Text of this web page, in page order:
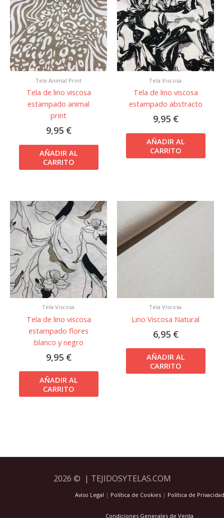
Tela Animal Print
Tela de lino viscosa
estampado animal
print
9,95 €
AÑADIR AL
CARRITO
Tela Viscosa
Tela de lino viscosa
estampado abstracto
9,95 €
AÑADIR AL
CARRITO
Tela Viscosa
Tela de lino viscosa
estampado flores
blanco y negro
9,95 €
AÑADIR AL
CARRITO
Tela Viscosa
Lino Viscosa Natural
6,95 €
AÑADIR AL
CARRITO
2026 © | TEJIDOSYTELAS.COM
Aviso Legal | Política de Cookies| Política de Privacidad
Condiciones Generales de Venta